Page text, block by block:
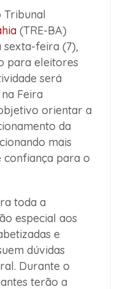
Tribunal
(TRE-BA)
feira (7),
para eleitores
será
Feira
orientar a
da
mais
confiança para o
toda a
especial aos
e
dúvidas
Durante o
terão a